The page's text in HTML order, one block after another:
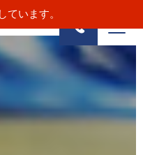
ています。